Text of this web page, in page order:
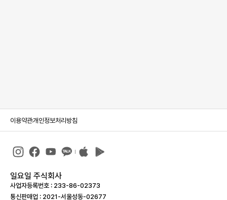
이용약관개인정보처리방침
일요일 주식회사
사업자등록번호 : 233-86-023­73
통신판매업 : 2021-서울성동-02677